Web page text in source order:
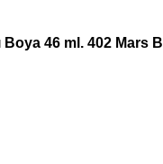
46 ml. 402 Mars